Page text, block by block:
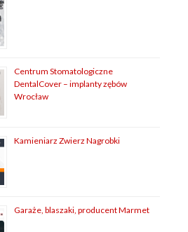
Centrum Stomatologiczne
DentalCover – implanty zębów
Wrocław
Kamieniarz Zwierz Nagrobki
Garaże, blaszaki, producent Marmet